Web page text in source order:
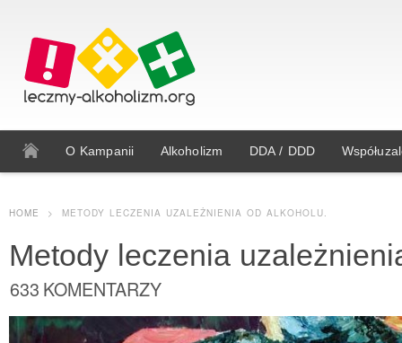
O Kampanii Alkoholizm DDA / DDD
HOME > METODY LECZENIA UZALEŻNIENIA OD ALKOHOLU.
Metody leczenia
633 KOMENTARZY